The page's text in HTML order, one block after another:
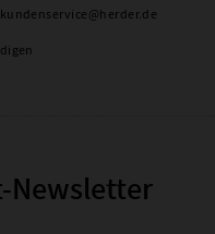
kundenservice@herder.de
Newsletter